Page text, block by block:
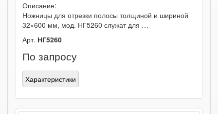
Описание:
Ножницы для отрезки полосы толщиной и шириной
32×600 мм, мод. НГ5260 служат для …
Арт. НГ5260
По запросу
Характеристики